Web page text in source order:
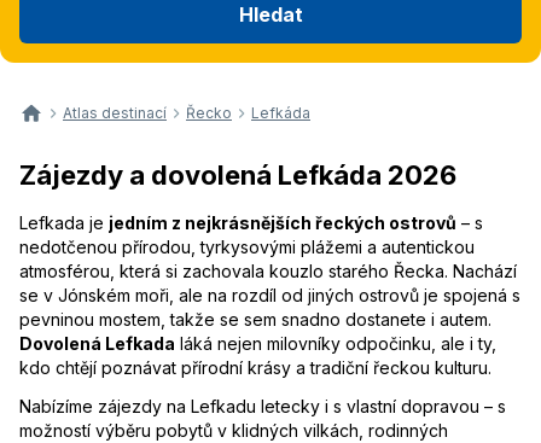
Hledat
Atlas destinací Řecko Lefkáda
Zájezdy a dovolená Lefkáda 2026
Lefkada je jedním z nejkrásnějších řeckých ostrovů – s
nedotčenou přírodou, tyrkysovými plážemi a autentickou
atmosférou, která si zachovala kouzlo starého Řecka. Nachází
se v Jónském moři, ale na rozdíl od jiných ostrovů je spojená s
pevninou mostem, takže se sem snadno dostanete i autem.
Dovolená Lefkada láká nejen milovníky odpočinku, ale i ty,
kdo chtějí poznávat přírodní krásy a tradiční řeckou kulturu.
Nabízíme zájezdy na Lefkadu letecky i s vlastní dopravou – s
možností výběru pobytů v klidných vilkách, rodinných